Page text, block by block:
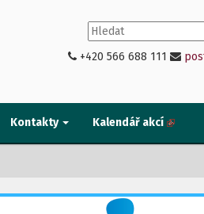
+420 566 688 111
Kontakty Kalendář akcí